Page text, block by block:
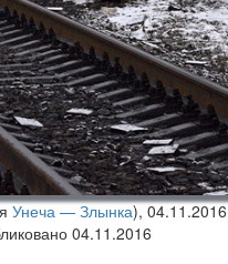
Унеча — Злынка),04.11.2016
04.11.2016